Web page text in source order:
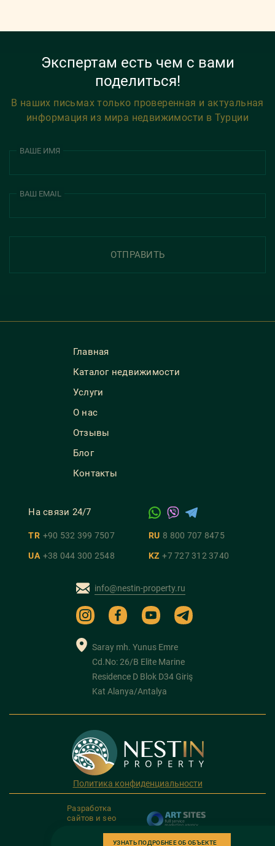
УЗНАТЬ ПОДРОБНЕЕ ОБ ОБЪЕКТЕ
Экспертам есть чем с вами
поделиться!
В наших письмах только проверенная и актуальная
информация из мира недвижимости в Турции
ВАШЕ ИМЯ
ВАШ EMAIL
ОТПРАВИТЬ
Главная
Каталог недвижимости
Услуги
О нас
Отзывы
Блог
Контакты
На связи 24/7
TR +90 532 399 7507 RU 8 800 707 8475
UA +38 044 300 2548 KZ +7 727 312 3740
info@nestin-property.ru
Saray mh. Yunus Emre
Cd.No: 26/B Elite Marine
Residence D Blok D34 Giriş
Kat Alanya/Antalya
Политика конфиденциальности
Разработка
сайтов и seo